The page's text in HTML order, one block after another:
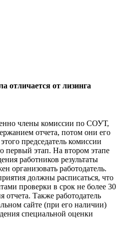
отличается от лизинга
члены комиссии по СОУТ,
отчета, потом они его
председатель комиссии
первый этап. На втором этапе
работников результаты
организовать работодатель.
должны расписаться, что
проверки в срок не более 30
отчета. Также работодатель
сайте (при его наличии)
специальной оценки